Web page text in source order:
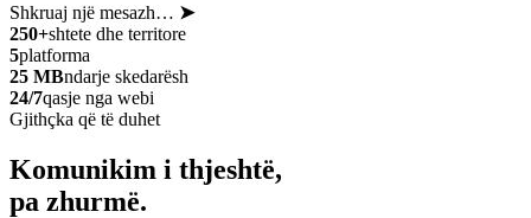
Shkruaj një mesazh… ➤
250+shtete dhe territore
5platforma
25 MBndarje skedarësh
24/7qasje nga webi
Gjithçka që të duhet
Komunikim i thjeshtë,
pa zhurmë.